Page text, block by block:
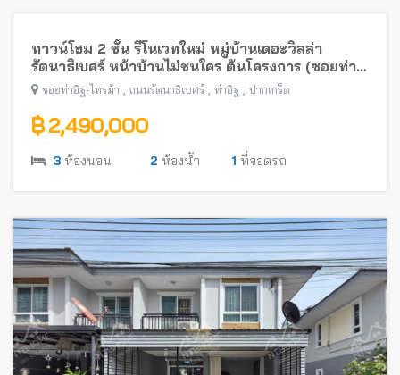
ทาวน์โฮม 2 ชั้น รีโนเวทใหม่ หมู่บ้านเดอะวิลล่า
รัตนาธิเบศร์ หน้าบ้านไม่ชนใคร ต้นโครงการ (ซอยท่า
อิฐ-ไทรม้า) พร้อมอยู่ ใกล้รถไฟฟ้าสายสีม่วง
ซอยท่าอิฐ-ไทรม้า , ถนนรัตนาธิเบศร์ , ท่าอิฐ , ปากเกร็ด
฿ 2,490,000
3 ห้องนอน 2 ห้องน้ำ 1 ที่จอดรถ